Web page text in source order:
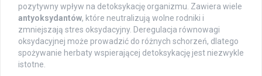
pozytywny wpływ na detoksykację organizmu. Zawiera wiele
antyoksydantów, które neutralizują wolne rodniki i
zmniejszają stres oksydacyjny. Deregulacja równowagi
oksydacyjnej może prowadzić do różnych schorzeń, dlatego
spożywanie herbaty wspierającej detoksykację jest niezwykle
istotne.